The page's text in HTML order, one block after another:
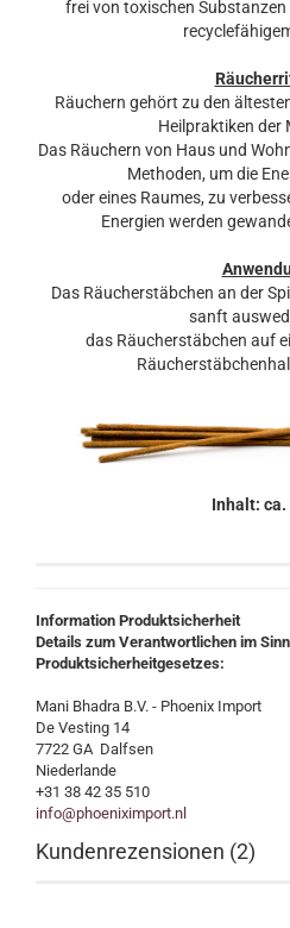
frei von toxischen
Räuchern gehört zu den
Heilpraktiken der
Das Räuchern von Haus und
Methoden, um die
oder eines Raumes, zu
Energien werden
Das Räucherstäbchen an der
sanft
das Räucherstäbchen auf
Inhalt: ca.
Information Produktsicherheit
Details zum Verantwortlichen im
Produktsicherheitgesetzes:
Mani Bhadra B.V. - Phoenix Import
De Vesting 14
7722 GA Dalfsen
Niederlande
+31 38 42 35 510
info@phoeniximport.nl
Kundenrezensionen (2)